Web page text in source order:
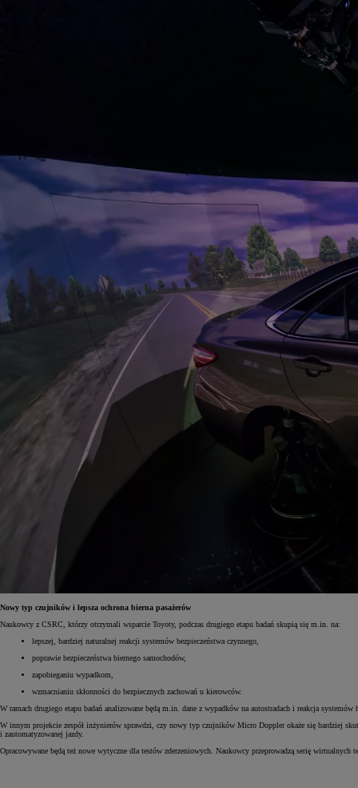
Nowy typ czujników i lepsza ochrona bierna pasażerów
Naukowcy z CSRC, którzy otrzymali wsparcie Toyoty, podczas drugiego etapu badań skupią się m.in. na:
lepszej, bardziej naturalnej reakcji systemów bezpieczeństwa czynnego,
poprawie bezpieczeństwa biernego samochodów,
zapobieganiu wypadkom,
wzmacnianiu skłonności do bezpiecznych zachowań u kierowców.
W ramach drugiego etapu badań analizowane będą m.in. dane z wypadków na autostradach i reakcja
W innym projekcie zespół inżynierów sprawdzi, czy nowy typ czujników Micro Doppler okaże się bardziej
i zautomatyzowanej jazdy.
Opracowywane będą też nowe wytyczne dla testów zderzeniowych. Naukowcy przeprowadzą serię